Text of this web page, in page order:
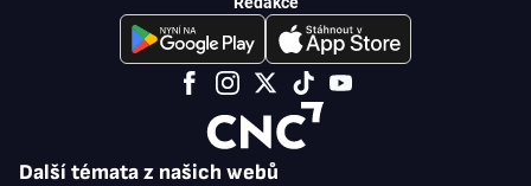
Další témata z našich webů